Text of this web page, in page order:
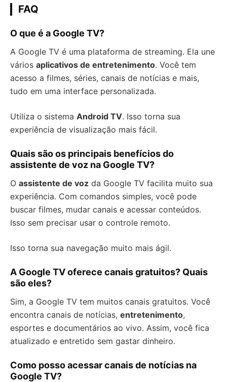
FAQ
O que é a Google TV?
A Google TV é uma plataforma de streaming. Ela une
vários aplicativos de entretenimento. Você tem
acesso a filmes, séries, canais de notícias e mais,
tudo em uma interface personalizada.
Utiliza o sistema Android TV. Isso torna sua
experiência de visualização mais fácil.
Quais são os principais benefícios do
assistente de voz na Google TV?
O assistente de voz da Google TV facilita muito sua
experiência. Com comandos simples, você pode
buscar filmes, mudar canais e acessar conteúdos.
Isso sem precisar usar o controle remoto.
Isso torna sua navegação muito mais ágil.
A Google TV oferece canais gratuitos? Quais
são eles?
Sim, a Google TV tem muitos canais gratuitos. Você
encontra canais de notícias, entretenimento,
esportes e documentários ao vivo. Assim, você fica
atualizado e entretido sem gastar dinheiro.
Como posso acessar canais de notícias na
Google TV?